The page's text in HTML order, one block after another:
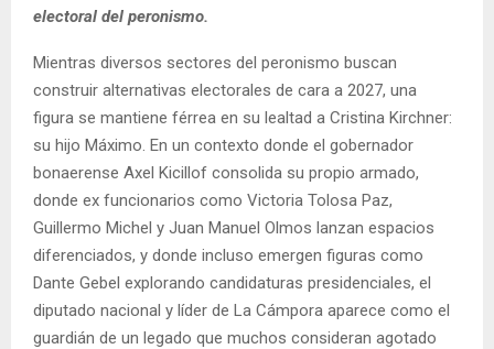
electoral del peronismo.
Mientras diversos sectores del peronismo buscan
construir alternativas electorales de cara a 2027, una
figura se mantiene férrea en su lealtad a Cristina Kirchner:
su hijo Máximo. En un contexto donde el gobernador
bonaerense Axel Kicillof consolida su propio armado,
donde ex funcionarios como Victoria Tolosa Paz,
Guillermo Michel y Juan Manuel Olmos lanzan espacios
diferenciados, y donde incluso emergen figuras como
Dante Gebel explorando candidaturas presidenciales, el
diputado nacional y líder de La Cámpora aparece como el
guardián de un legado que muchos consideran agotado